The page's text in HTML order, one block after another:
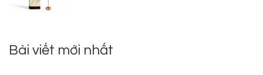
Bài viết mới nhất